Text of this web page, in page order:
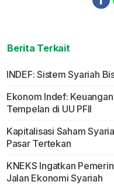
Berita Terkait
INDEF: Sistem Syariah
Ekonom Indef:
Tempelan di UU PFII
Kapitalisasi Saham
Pasar Tertekan
KNEKS Ingatkan
Jalan Ekonomi Syariah